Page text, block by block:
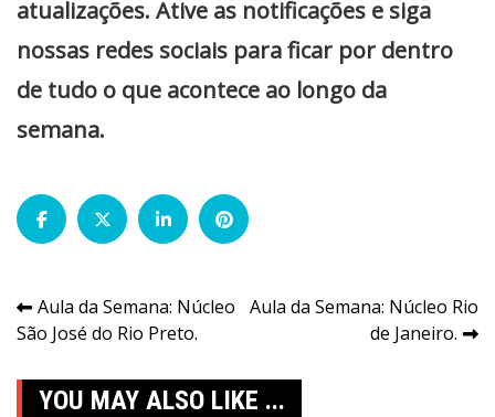
atualizações. Ative as notificações e siga
nossas redes sociais para ficar por dentro
de tudo o que acontece ao longo da
semana.
Navegação
de
Post
Aula da Semana: Núcleo
São José do Rio Preto.
Aula da Semana: Núcleo Rio
de Janeiro.
YOU MAY ALSO LIKE ...